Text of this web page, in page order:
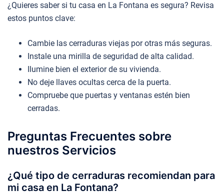
¿Quieres saber si tu casa en La Fontana es segura? Revisa
estos puntos clave:
Cambie las cerraduras viejas por otras más seguras.
Instale una mirilla de seguridad de alta calidad.
Ilumine bien el exterior de su vivienda.
No deje llaves ocultas cerca de la puerta.
Compruebe que puertas y ventanas estén bien
cerradas.
Preguntas Frecuentes sobre
nuestros Servicios
¿Qué tipo de cerraduras recomiendan para
mi casa en La Fontana?